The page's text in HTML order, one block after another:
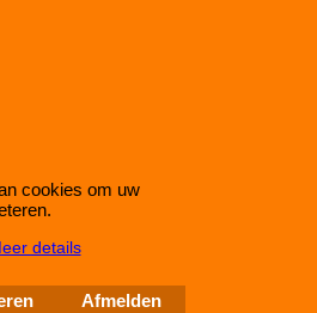
Tuning 28 jaar jong
cookies om uw
details
Afmelden